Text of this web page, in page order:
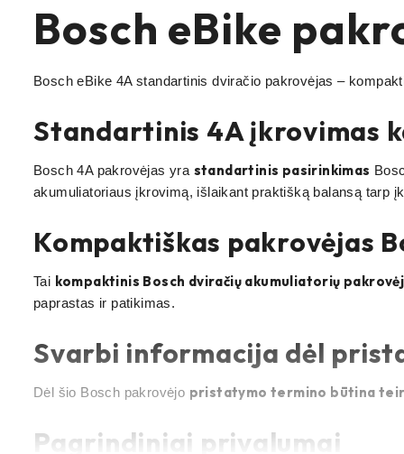
Bosch eBike
Bosch eBike 4A standartinis dviračio pakrovėjas –
Standartinis 4A įkrovimas
Bosch 4A pakrovėjas yra standartinis pasirinkimas
akumuliatoriaus įkrovimą, išlaikant praktišką balansą tarp
Kompaktiškas pakrovėjas
Tai kompaktinis Bosch dviračių akumuliatorių
paprastas ir patikimas.
Svarbi informacija dėl
Dėl šio Bosch pakrovėjo pristatymo termino būtina
Pagrindiniai privalumai